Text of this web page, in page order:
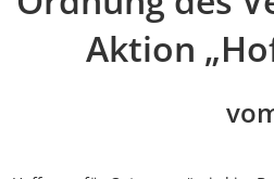
Aktion